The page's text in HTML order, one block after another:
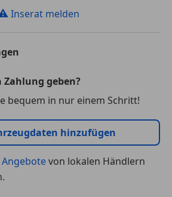
Inserat melden
geben?
bequem in nur einem Schritt!
hinzufügen
von lokalen Händlern